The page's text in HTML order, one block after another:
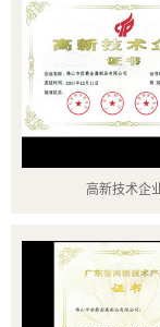
高新技术企